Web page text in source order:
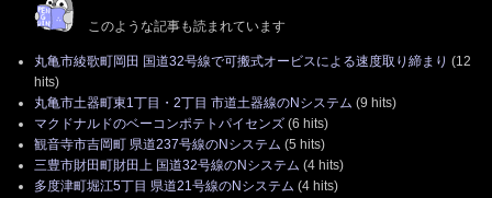
このような記事も読まれています
丸亀市綾歌町岡田 国道32号線で可搬式オービスによる速度取り締まり (12
hits)
丸亀市土器町東1丁目・2丁目 市道土器線のNシステム (9 hits)
マクドナルドのベーコンポテトパイセンズ (6 hits)
観音寺市吉岡町 県道237号線のNシステム (5 hits)
三豊市財田町財田上 国道32号線のNシステム (4 hits)
多度津町堀江5丁目 県道21号線のNシステム (4 hits)